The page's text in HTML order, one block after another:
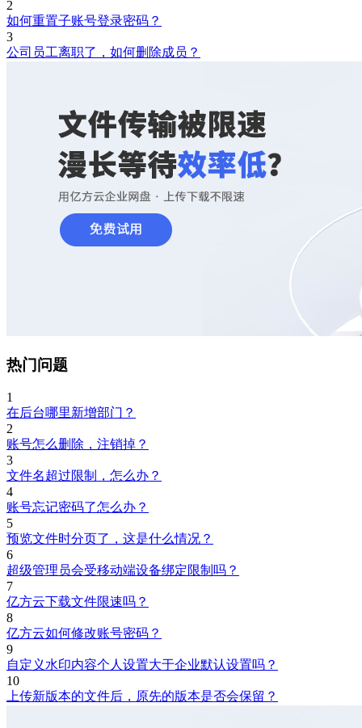
2
如何重置子账号登录密码？
3
公司员工离职了，如何删除成员？
热门问题
1
在后台哪里新增部门？
2
账号怎么删除，注销掉？
3
文件名超过限制，怎么办？
4
账号忘记密码了怎么办？
5
预览文件时分页了，这是什么情况？
6
超级管理员会受移动端设备绑定限制吗？
7
亿方云下载文件限速吗？
8
亿方云如何修改账号密码？
9
自定义水印内容个人设置大于企业默认设置吗？
10
上传新版本的文件后，原先的版本是否会保留？